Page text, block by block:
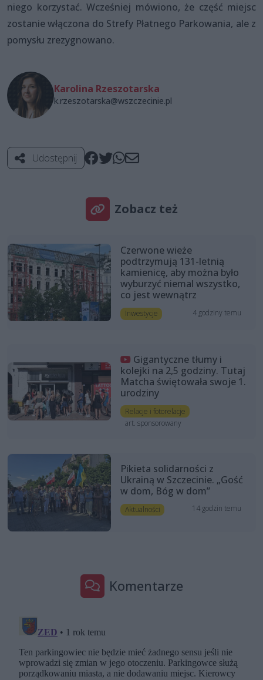
niego korzystać. Wcześniej mówiono, że część miejsc
zostanie włączona do Strefy Płatnego Parkowania, ale z
pomysłu zrezygnowano.
Karolina Rzeszotarska
k.rzeszotarska@wszczecinie.pl
Udostępnij
Zobacz też
Czerwone wieże
podtrzymują 131-letnią
kamienicę, aby można było
wyburzyć niemal wszystko,
co jest wewnątrz
Inwestycje 4 godziny temu
Gigantyczne tłumy i
kolejki na 2,5 godziny. Tutaj
Matcha świętowała swoje 1.
urodziny
Relacje i fotorelacje
art. sponsorowany
Pikieta solidarności z
Ukrainą w Szczecinie. „Gość
w dom, Bóg w dom”
Aktualności 14 godzin temu
Komentarze